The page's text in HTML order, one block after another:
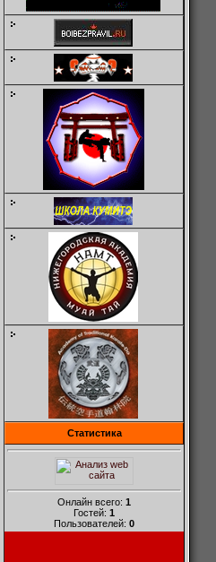
Статистика
Онлайн всего: 1
Гостей: 1
Пользователей: 0